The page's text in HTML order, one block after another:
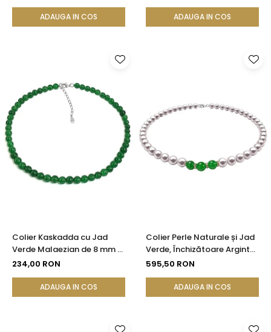
ADAUGA IN COS ADAUGA IN COS
Colier Kaskadda cu Jad
Verde Malaezian de 8 mm si
Inchizatoare din Argint |
234,00 RON
ADAUGA IN COS
Colier Perle Naturale și Jad
Verde, Închizătoare Argint
925 | KASKADDA®
595,50 RON
ADAUGA IN COS